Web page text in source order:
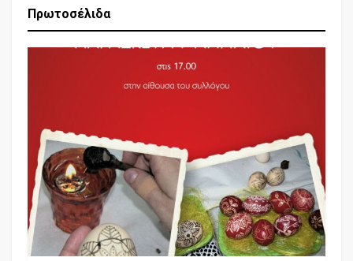
Πρωτοσέλιδα